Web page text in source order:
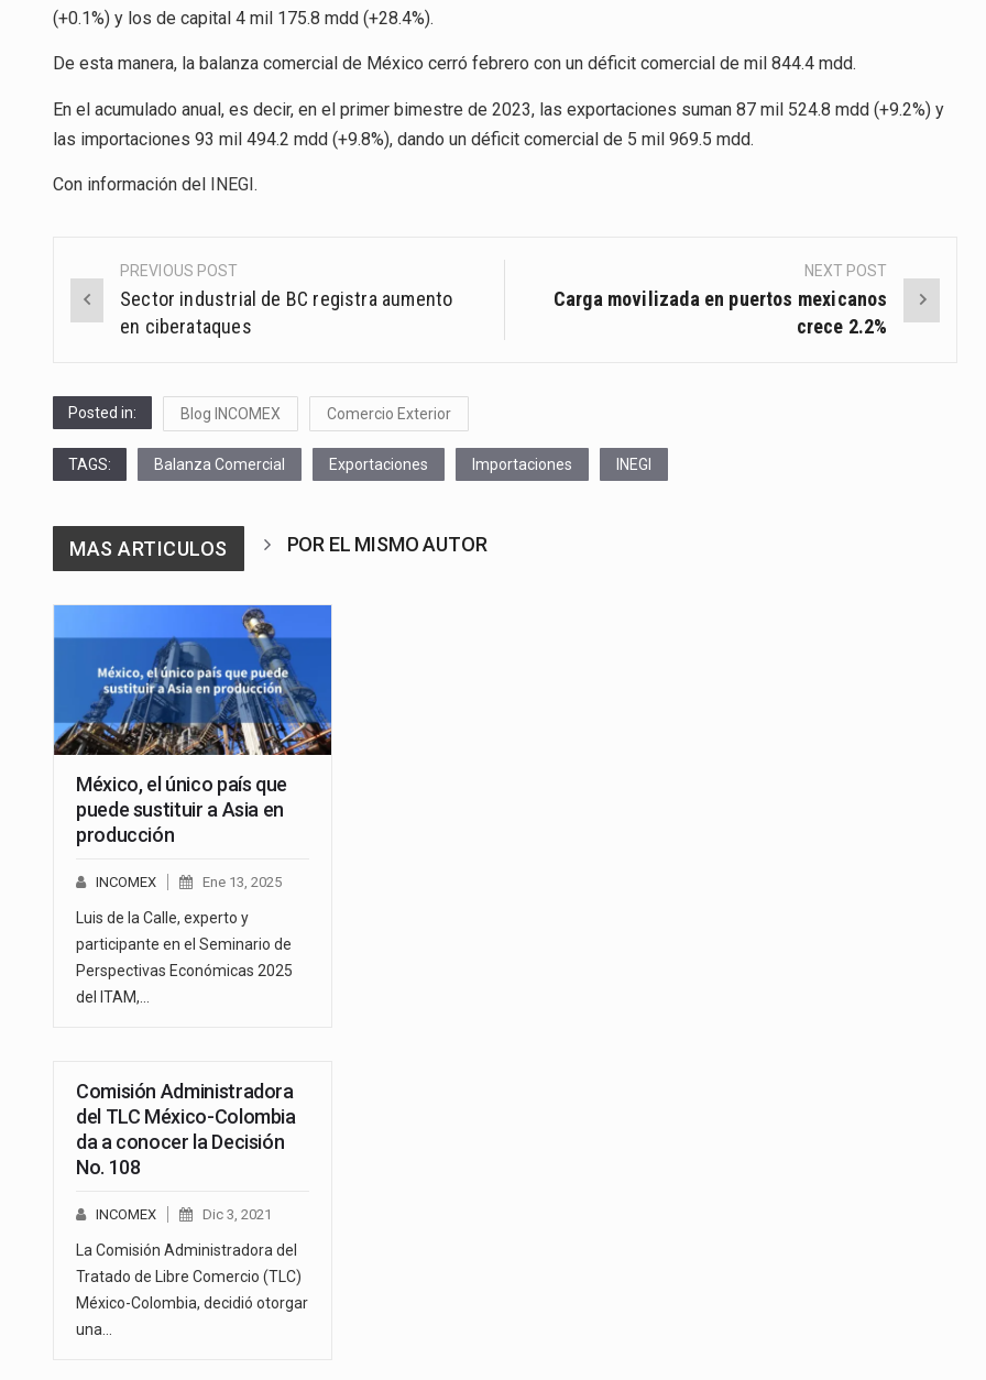
(+0.1%) y los de capital 4 mil 175.8 mdd (+28.4%).
De esta manera, la balanza comercial de México cerró febrero con un déficit comercial de mil 844.4 mdd.
En el acumulado anual, es decir, en el primer bimestre de 2023, las exportaciones suman 87 mil 524.8 mdd (+9.2%) y
las importaciones 93 mil 494.2 mdd (+9.8%), dando un déficit comercial de 5 mil 969.5 mdd.
Con información del INEGI.
Post
navigation
PREVIOUS POST
Sector industrial de BC registra aumento
en ciberataques
NEXT POST
Carga movilizada en puertos mexicanos
crece 2.2%
Posted in: Blog INCOMEX Comercio Exterior
TAGS: Balanza Comercial Exportaciones Importaciones INEGI
MAS ARTICULOS POR EL MISMO AUTOR
México, el único país que
puede sustituir a Asia en
producción
INCOMEX Ene 13, 2025
Luis de la Calle, experto y
participante en el Seminario de
Perspectivas Económicas 2025
del ITAM,…
Comisión Administradora
del TLC México-Colombia
da a conocer la Decisión
No. 108
INCOMEX Dic 3, 2021
La Comisión Administradora del
Tratado de Libre Comercio (TLC)
México-Colombia, decidió otorgar
una…